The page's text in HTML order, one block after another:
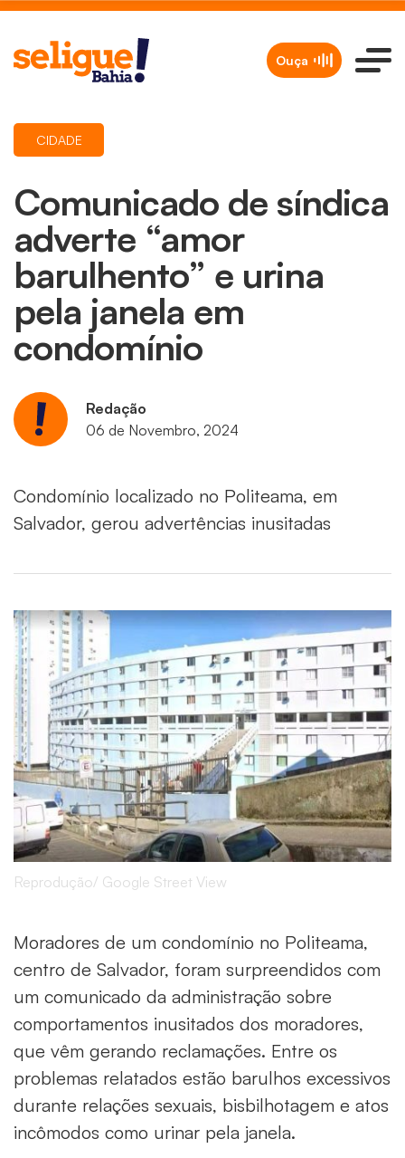
Ouça
Comunicado de síndica
adverte “amor
barulhento” e urina
pela janela em
condomínio
CIDADE
Redação
06 de Novembro, 2024
Condomínio localizado no Politeama, em
Salvador, gerou advertências inusitadas
Reprodução/ Google Street View
Moradores de um condomínio no Politeama,
centro de Salvador, foram surpreendidos com
um comunicado da administração sobre
comportamentos inusitados dos moradores,
que vêm gerando reclamações. Entre os
problemas relatados estão barulhos excessivos
durante relações sexuais, bisbilhotagem e atos
incômodos como urinar pela janela.